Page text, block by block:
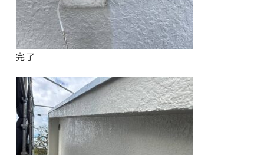
完了